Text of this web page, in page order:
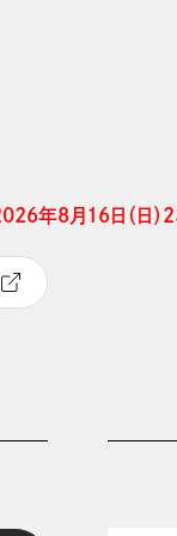
年8月16日（日